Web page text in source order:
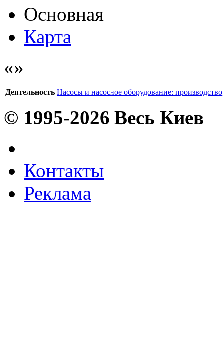
Основная
Карта
Деятельность Насосы и насосное оборудование:
© 1995-2026 Весь Киев
Контакты
Реклама